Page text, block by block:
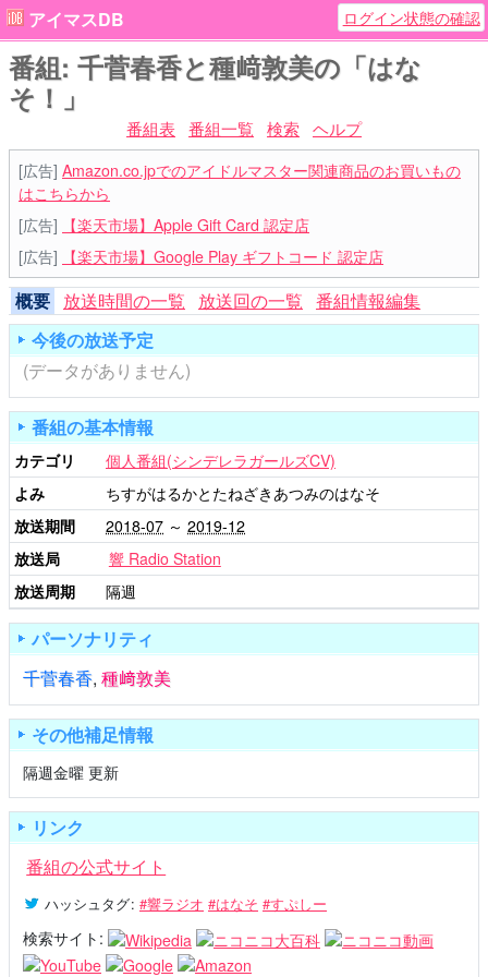
アイマスDB ログイン状態の確認
番組: 千菅春香と種﨑敦美の「はな
そ！」
番組表 番組一覧 検索 ヘルプ
[広告] Amazon.co.jpでのアイドルマスター関連商品のお買いもの
はこちらから
[広告]
【楽天市場】Apple Gift Card 認定店
[広告]
【楽天市場】Google Play ギフトコード 認定店
概要 放送時間の一覧 放送回の一覧 番組情報編集
今後の放送予定
(データがありません)
番組の基本情報
カテゴリ
個人番組(シンデレラガールズCV)
よみ
ちすがはるかとたねざきあつみのはなそ
放送期間
2018-07 ～ 2019-12
放送局
響 Radio Station
放送周期
隔週
パーソナリティ
千菅春香, 種﨑敦美
その他補足情報
隔週金曜 更新
リンク
番組の公式サイト
ハッシュタグ: #響ラジオ #はなそ #すぷしー
検索サイト: